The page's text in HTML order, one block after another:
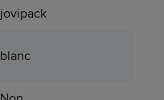
jovipack
blanc